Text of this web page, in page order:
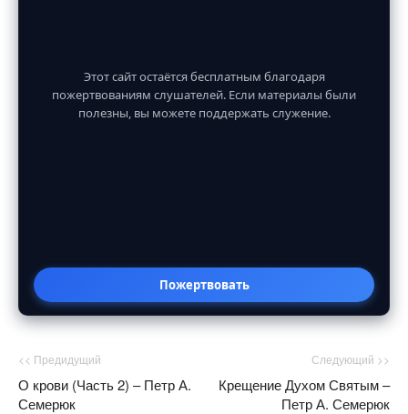
Этот сайт остаётся бесплатным благодаря
пожертвованиям слушателей. Если материалы были
полезны, вы можете поддержать служение.
Пожертвовать
<< Предидущий
О крови (Часть 2) – Петр А.
Семерюк
Следующий >>
Крещение Духом Святым –
Петр А. Семерюк